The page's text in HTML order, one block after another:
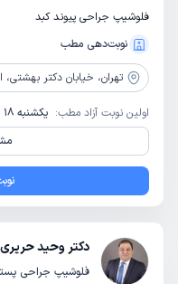
فلوشیپ جراحی پیوند کبد
نوبت‌دهی مطب
تهران، خیابان دکتر بهشتی،
اولین نوبت آزاد مطب: یکشنبه 18 مرداد
دکتر وحید حریری